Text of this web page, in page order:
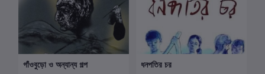
কার্টে যোগ করুন
গাঁওবুড়ো ও অন্যান্য গল্প ধনপতির চর